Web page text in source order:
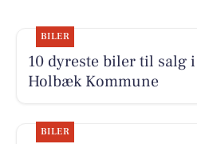
BILER
10 dyreste biler til salg
Holbæk Kommune
BILER